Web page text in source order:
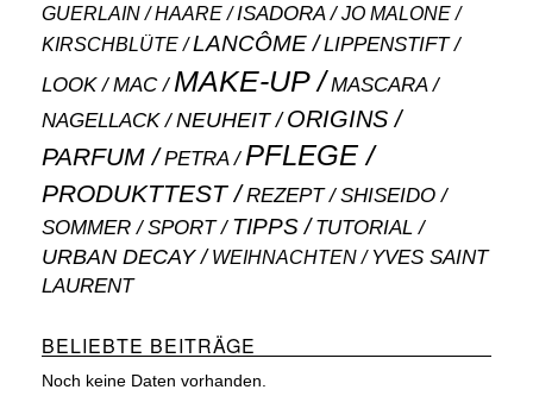
GUERLAIN HAARE ISADORA JO MALONE
KIRSCHBLÜTE LANCÔME LIPPENSTIFT
LOOK MAC MAKE-UP MASCARA
NAGELLACK NEUHEIT ORIGINS
PARFUM PETRA PFLEGE
PRODUKTTEST REZEPT SHISEIDO
SOMMER SPORT TIPPS TUTORIAL
URBAN DECAY WEIHNACHTEN
YVES SAINT
LAURENT
BELIEBTE BEITRÄGE
Noch keine Daten vorhanden.